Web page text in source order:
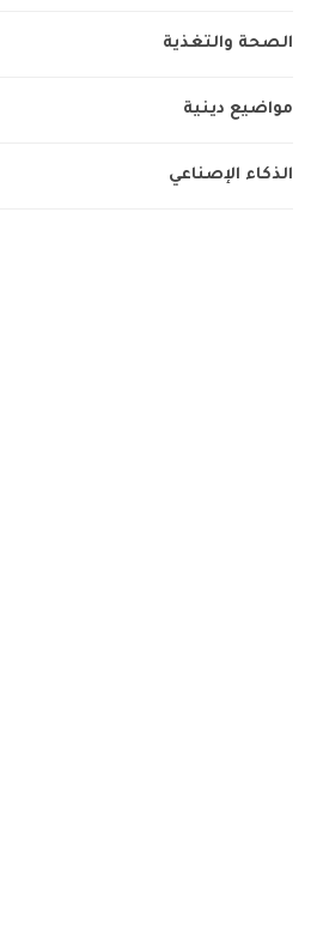
الاستثمار،
أن نكون مرجعاً
شروحات
طرق وأساليب
أساسيات
محتوى في
نحرص على تقديم
الصحة والتغذية
مواضيع دينية
الذكاء الإصناعي